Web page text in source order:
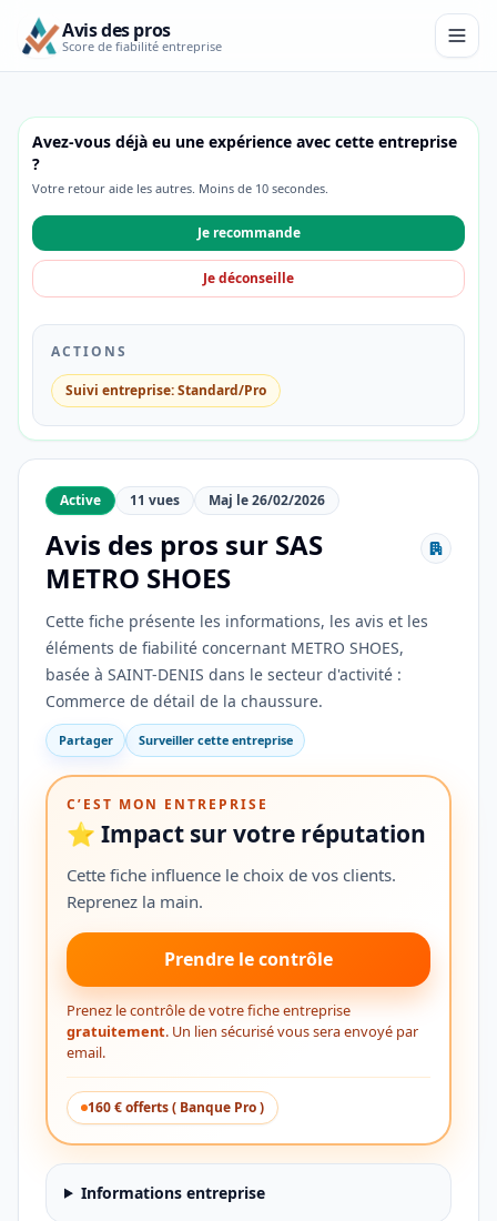
Avis des pros
Score de fiabilité entreprise
Active 11 vues Maj le 26/02/2026
Avis des pros sur SAS
METRO SHOES
Cette fiche présente les informations, les avis et les
éléments de fiabilité concernant METRO SHOES,
basée à SAINT-DENIS dans le secteur d'activité :
Commerce de détail de la chaussure.
Partager Surveiller cette entreprise
C’EST MON ENTREPRISE
⭐ Impact sur votre réputation
Cette fiche influence le choix de vos clients.
Reprenez la main.
Prendre le contrôle
Prenez le contrôle de votre fiche entreprise
gratuitement. Un lien sécurisé vous sera envoyé par
email.
160 € offerts ( Banque Pro )
Informations entreprise
Avez-vous déjà eu une expérience avec cette entreprise
?
Votre retour aide les autres. Moins de 10 secondes.
Je recommande
Je déconseille
ACTIONS
Suivi entreprise: Standard/Pro